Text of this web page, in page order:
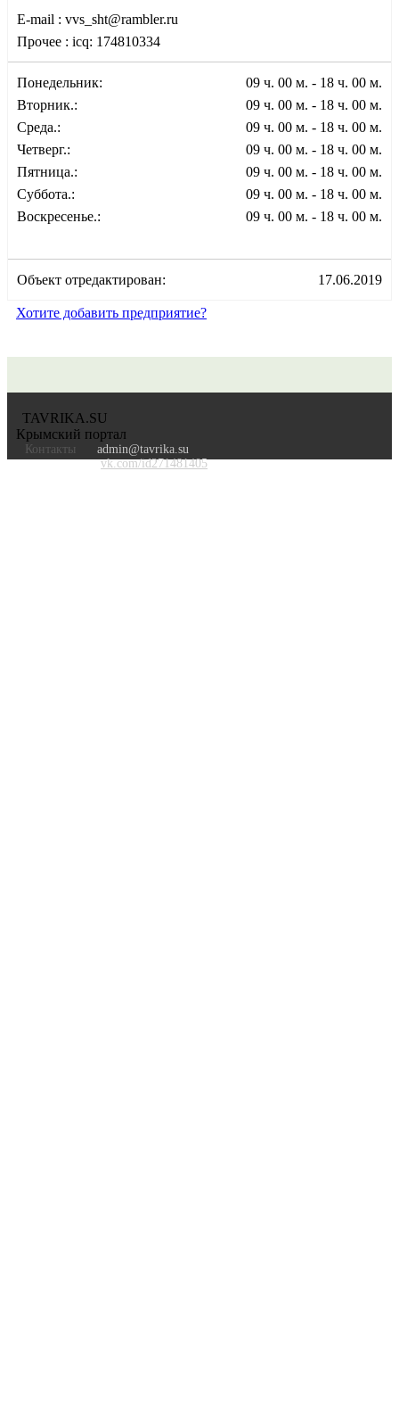
E-mail : vvs_sht@rambler.ru
Прочее : icq: 174810334
Понедельник:
09 ч. 00 м. - 18 ч. 00 м.
Вторник.:
09 ч. 00 м. - 18 ч. 00 м.
Среда.:
09 ч. 00 м. - 18 ч. 00 м.
Четверг.:
09 ч. 00 м. - 18 ч. 00 м.
Пятница.:
09 ч. 00 м. - 18 ч. 00 м.
Суббота.:
09 ч. 00 м. - 18 ч. 00 м.
Воскресенье.:
09 ч. 00 м. - 18 ч. 00 м.
Объект отредактирован: 17.06.2019
Хотите добавить предприятие?
TAVRIKA.SU
Крымский портал
Контакты
admin@tavrika.su
vk.com/id271481405